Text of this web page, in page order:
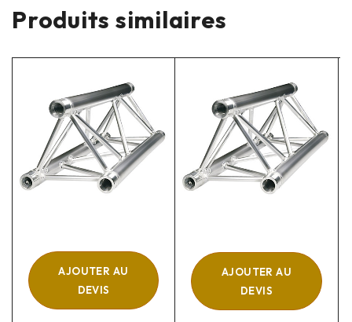
Produits similaires
AJOUTER AU
DEVIS
AJOUTER AU
DEVIS